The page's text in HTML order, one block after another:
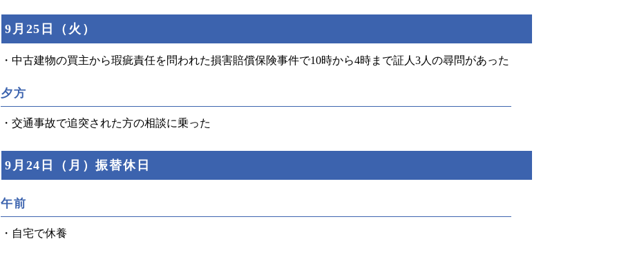
9月25日（火）
・中古建物の買主から瑕疵責任を問われた損害賠償保険事件で10時から4時まで証人3人の尋問があった
夕方
・交通事故で追突された方の相談に乗った
9月24日（月）振替休日
午前
・自宅で休養